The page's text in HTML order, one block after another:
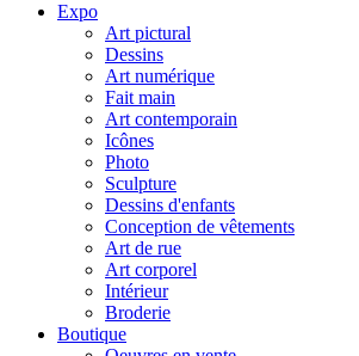
Expo
Art pictural
Dessins
Art numérique
Fait main
Art contemporain
Icônes
Photo
Sculpture
Dessins d'enfants
Conception de vêtements
Art de rue
Art corporel
Intérieur
Broderie
Boutique